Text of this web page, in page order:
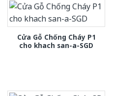
Cửa Gỗ Chống Cháy P1
cho khach san-a-SGD